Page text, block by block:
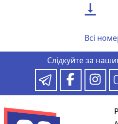

Всі
Слідкуйте за